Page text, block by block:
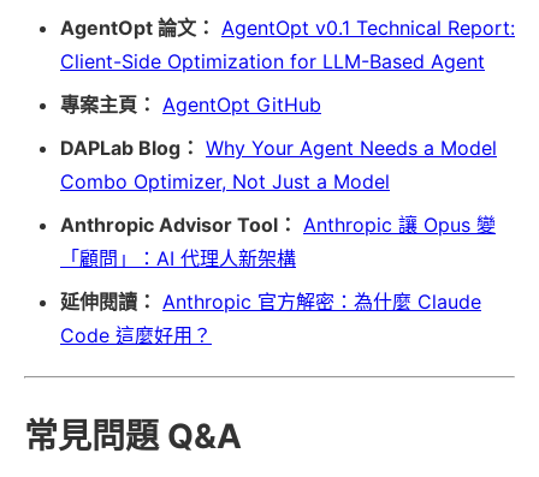
AgentOpt 論文： AgentOpt v0.1 Technical Report:
Client-Side Optimization for LLM-Based Agent
專案主頁： AgentOpt GitHub
DAPLab Blog： Why Your Agent Needs a Model
Combo Optimizer, Not Just a Model
Anthropic Advisor Tool： Anthropic 讓 Opus 變
「顧問」：AI 代理人新架構
延伸閱讀： Anthropic 官方解密：為什麼 Claude
Code 這麼好用？
常見問題 Q&A